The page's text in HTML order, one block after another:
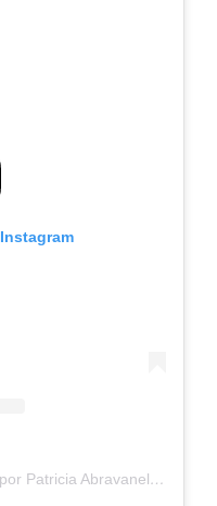
Uma publicação compartilhada por Patricia Abravanel (@patriciaabravanel)